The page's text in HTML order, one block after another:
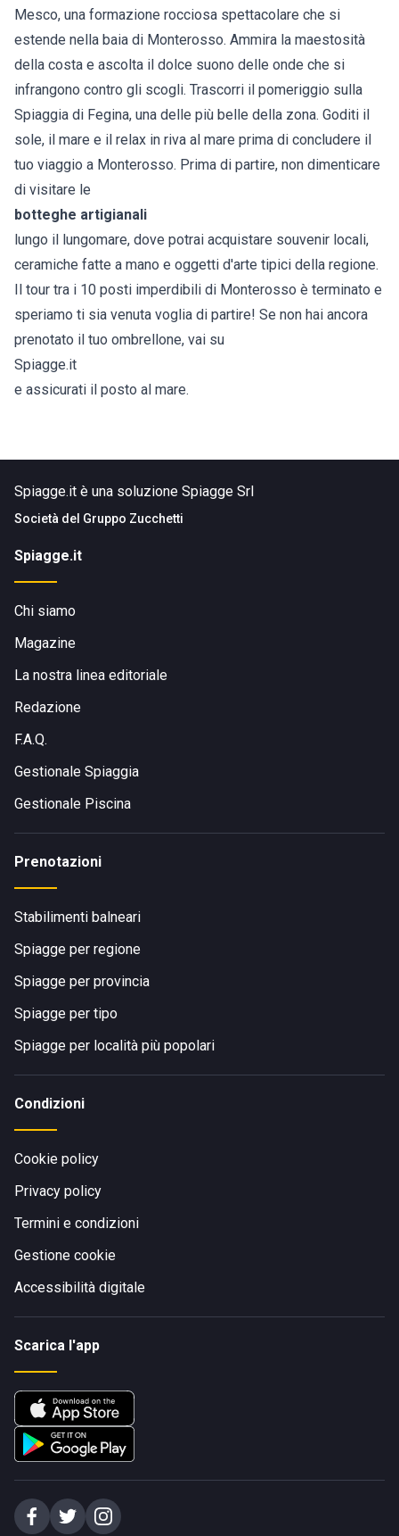
Mesco, una formazione rocciosa spettacolare che si
estende nella baia di Monterosso. Ammira la maestosità
della costa e ascolta il dolce suono delle onde che si
infrangono contro gli scogli. Trascorri il pomeriggio sulla
Spiaggia di Fegina, una delle più belle della zona. Goditi il
sole, il mare e il relax in riva al mare prima di concludere il
tuo viaggio a Monterosso. Prima di partire, non dimenticare
di visitare le
botteghe artigianali
lungo il lungomare, dove potrai acquistare souvenir locali,
ceramiche fatte a mano e oggetti d'arte tipici della regione.
Il tour tra i 10 posti imperdibili di Monterosso è terminato e
speriamo ti sia venuta voglia di partire! Se non hai ancora
prenotato il tuo ombrellone, vai su
Spiagge.it
e assicurati il posto al mare.
Spiagge.it è una soluzione Spiagge Srl
Società del Gruppo Zucchetti
Spiagge.it
Chi siamo
Magazine
La nostra linea editoriale
Redazione
F.A.Q.
Gestionale Spiaggia
Gestionale Piscina
Prenotazioni
Stabilimenti balneari
Spiagge per regione
Spiagge per provincia
Spiagge per tipo
Spiagge per località più popolari
Condizioni
Cookie policy
Privacy policy
Termini e condizioni
Gestione cookie
Accessibilità digitale
Scarica l'app